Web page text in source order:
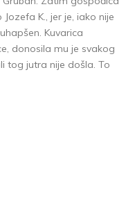
K., jer je, iako nije
Kuvarica
donosila mu je svakog
tog jutra nije došla. To